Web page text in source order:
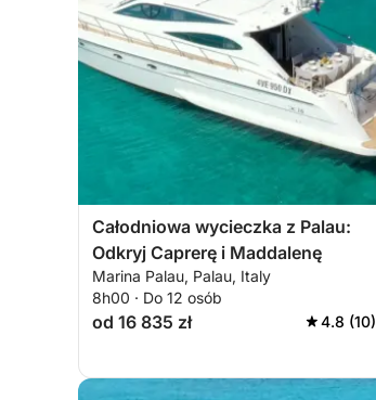
Całodniowa wycieczka z Palau:
Odkryj Caprerę i Maddalenę
Marina Palau, Palau, Italy
8h00 · Do 12 osób
od 16 835 zł 4.8 (10)